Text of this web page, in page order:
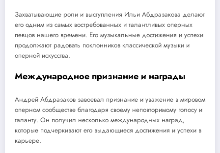
Захватывающие роли и выступления Ильи Абдразакова делают
его одним из самых востребованных и талантливых оперных
певцов нашего времени. Его музыкальные достижения и успехи
продолжают радовать поклонников классической музыки и
оперной искусства.
Международное признание и награды
Андрей Абдразаков завоевал признание и уважение в мировом
оперном сообществе благодаря своему неповторимому голосу и
таланту. Он получил несколько международных наград,
которые подчеркивают его выдающиеся достижения и успехи в
карьере.